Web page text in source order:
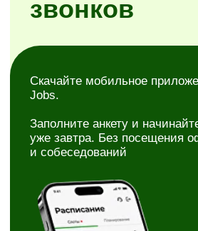
Самостоятельное планирование смен